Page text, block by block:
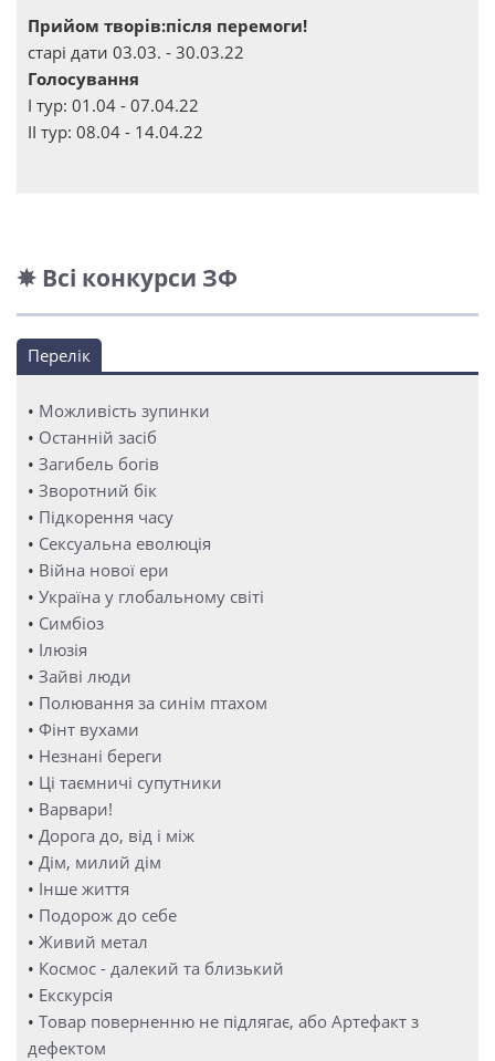
Прийом творів:після перемоги!
старі дати 03.03. - 30.03.22
Голосування
І тур: 01.04 - 07.04.22
ІІ тур: 08.04 - 14.04.22
✵ Всі конкурси ЗФ
Перелік
• Можливість зупинки
• Останній засіб
• Загибель богів
• Зворотний бік
• Підкорення часу
• Сексуальна еволюція
• Війна нової ери
• Україна у глобальному світі
• Симбіоз
• Ілюзія
• Зайві люди
• Полювання за синім птахом
• Фінт вухами
• Незнані береги
• Ці таємничі супутники
• Варвари!
• Дорога до, від і між
• Дім, милий дім
• Інше життя
• Подорож до себе
• Живий метал
• Космос - далекий та близький
• Екскурсія
• Товар поверненню не підлягає, або Артефакт з
дефектом